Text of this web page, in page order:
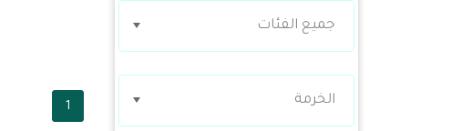
جميع الفئات
الخرمة 1